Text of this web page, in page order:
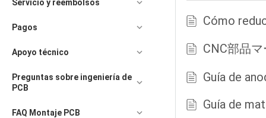
Cómo
CNC部品
Guía de
Guía de
Servicio y reembolsos
Pagos
Apoyo técnico
Preguntas sobre ingeniería de
PCB
FAQ Montaje PCB